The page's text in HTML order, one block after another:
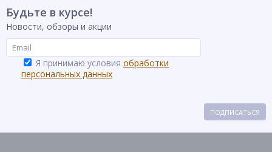
Будьте в курсе!
Новости, обзоры и акции
Я принимаю условия обработки
персональных данных
ПОДПИСАТЬСЯ